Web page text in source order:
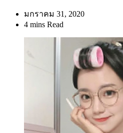
มกราคม 31, 2020
4 mins Read